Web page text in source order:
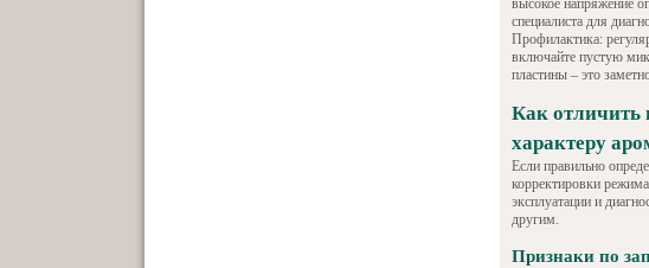
высокое напряжение
специалиста для
Профилактика:
включайте пустую
пластины – это
Как отличить
характеру
Если правильно
корректировки
эксплуатации и
другим.
Признаки по